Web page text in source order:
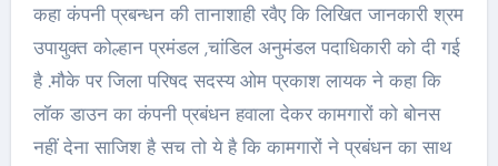
कहा कंपनी प्रबन्धन की तानाशाही रवैए कि लिखित जानकारी श्रम
उपायुक्त कोल्हान प्रमंडल ,चांडिल अनुमंडल पदाधिकारी को दी गई
है .मौके पर जिला परिषद सदस्य ओम प्रकाश लायक ने कहा कि
लॉक डाउन का कंपनी प्रबंधन हवाला देकर कामगारों को बोनस
नहीं देना साजिश है सच तो ये है कि कामगारों ने प्रबंधन का साथ